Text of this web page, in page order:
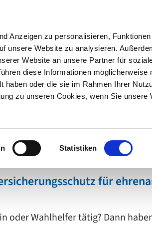
Anzeigen zu personalisieren,
unsere Website zu analysieren.
Website an unsere Partner für
diese Informationen möglicherweise
haben oder die sie im Rahmen Ihrer
zu unseren Cookies, wenn Sie unsere
Statistiken
Versicherte &
für
oder Wahlhelfer tätig? Dann